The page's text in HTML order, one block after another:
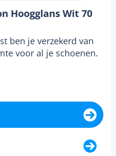
Hoogglans Wit 70
ben je verzekerd van
voor al je schoenen.